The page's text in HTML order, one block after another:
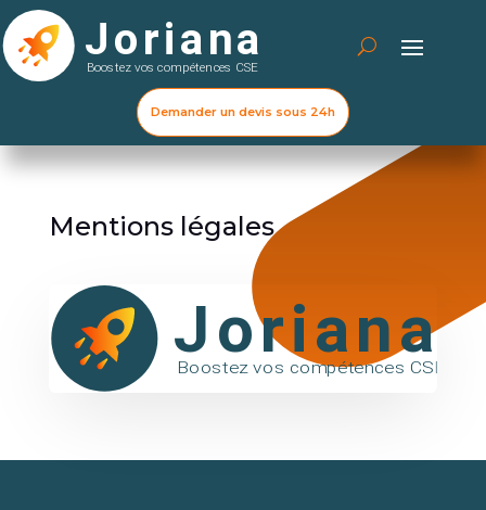
Demander un devis sous 24h
Mentions légales